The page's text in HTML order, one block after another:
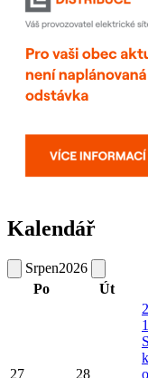
Kalendář
Srpen2026
Po
Út
27 28
1